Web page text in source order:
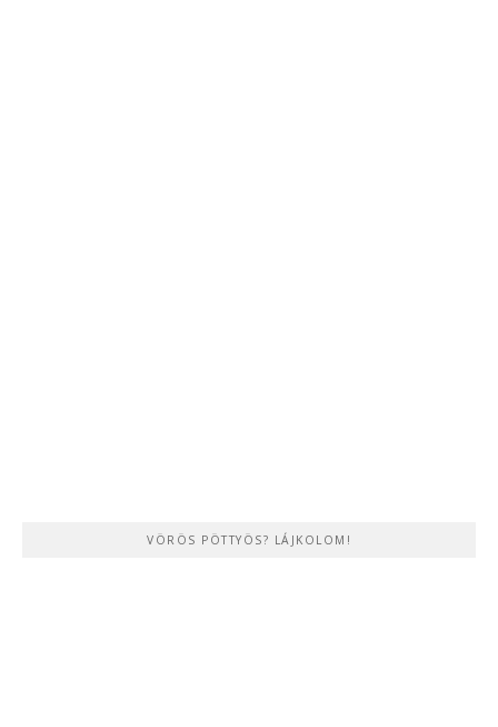
VÖRÖS PÖTTYÖS? LÁJKOLOM!